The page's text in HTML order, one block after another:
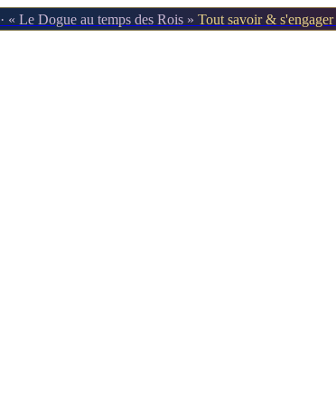
· « Le Dogue au temps des Rois » Tout savoir &